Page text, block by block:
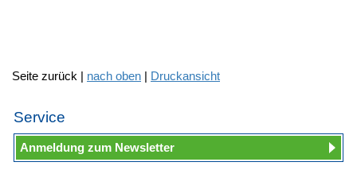
Seite zurück | nach oben | Druckansicht
Service
Anmeldung zum Newsletter